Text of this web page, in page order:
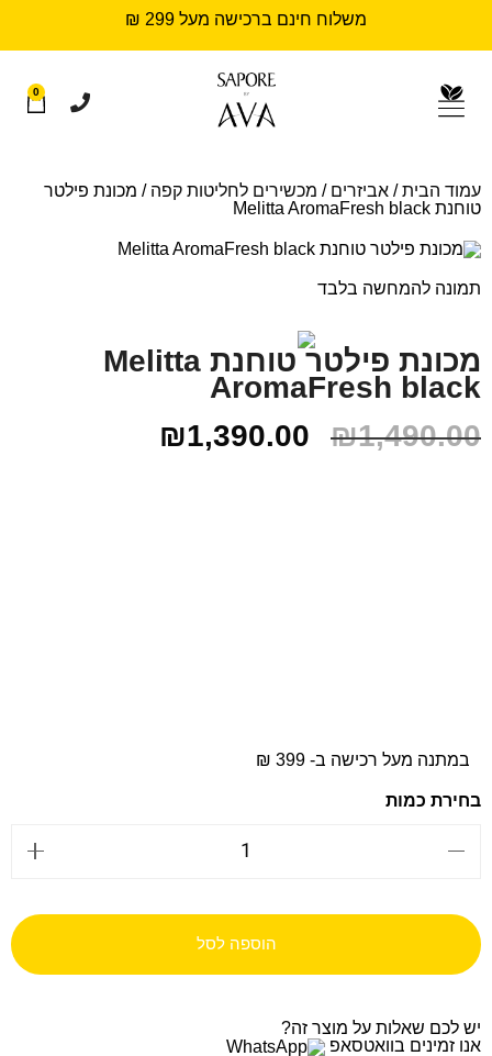
משלוח חינם ברכישה מעל 299 ₪
0
עמוד הבית/ אביזרים / מכשירים לחליטות קפה / מכונת פילטר
טוחנת Melitta AromaFresh black
תמונה להמחשה בלבד
מכונת פילטר טוחנת Melitta
AromaFresh black
₪1,490.00
₪1,390.00
במתנה מעל רכישה ב- 399 ₪
הוספה לסל
יש לכם שאלות על מוצר זה?
אנו זמינים בוואטסאפ